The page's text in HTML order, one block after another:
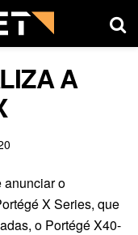
A
anunciar o
X Series, que
o Portégé X40-